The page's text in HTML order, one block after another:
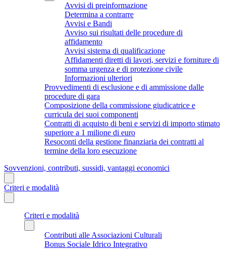
Avvisi di preinformazione
Determina a contrarre
Avvisi e Bandi
Avviso sui risultati delle procedure di
affidamento
Avvisi sistema di qualificazione
Affidamenti diretti di lavori, servizi e forniture di
somma urgenza e di protezione civile
Informazioni ulteriori
Provvedimenti di esclusione e di ammissione dalle
procedure di gara
Composizione della commissione giudicatrice e
curricula dei suoi componenti
Contratti di acquisto di beni e servizi di importo stimato
superiore a 1 milione di euro
Resoconti della gestione finanziaria dei contratti al
termine della loro esecuzione
Sovvenzioni, contributi, sussidi, vantaggi economici
Criteri e modalità
Criteri e modalità
Contributi alle Associazioni Culturali
Bonus Sociale Idrico Integrativo